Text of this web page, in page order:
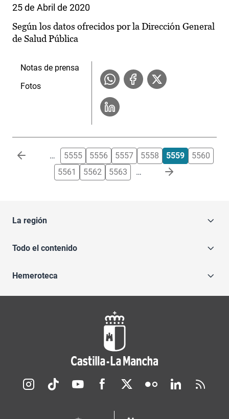
25 de Abril de 2020
Según los datos ofrecidos por la Dirección General
de Salud Pública
Notas de prensa
Fotos
Paginación … 5555 5556 5557 5558 5559
5560
5561
5562 5563 …
La región
Todo el contenido
Hemeroteca
Redes sociales JCCM